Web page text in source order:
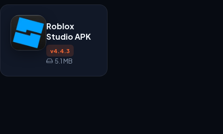
Roblox
Studio APK
v4.4.3
5.1 MB